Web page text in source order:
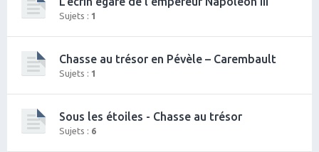
Sujets : 1
Chasse au trésor en Pévèle – Carembault
Sujets : 1
Sous les étoiles - Chasse au trésor
Sujets : 6